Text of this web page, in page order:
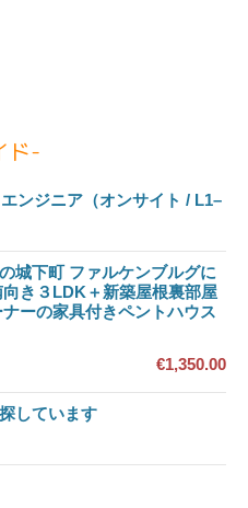
ド-
エンジニア（オンサイト / L1–
城下町 ファルケンブルグに
き３LDK＋新築屋根裏部屋
ーの家具付きペントハウス
€1,350.00
しています